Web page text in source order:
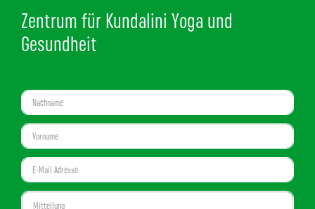
Zentrum für Kundalini Yoga und
Gesundheit